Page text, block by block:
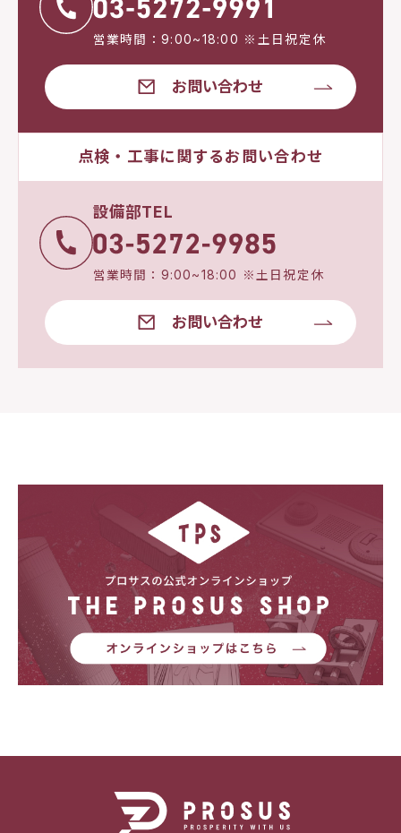
営業時間：9:00~18:00 ※土日祝定休
お問い合わせ
点検・工事に関するお問い合わせ
設備部TEL
営業時間：9:00~18:00 ※土日祝定休
お問い合わせ